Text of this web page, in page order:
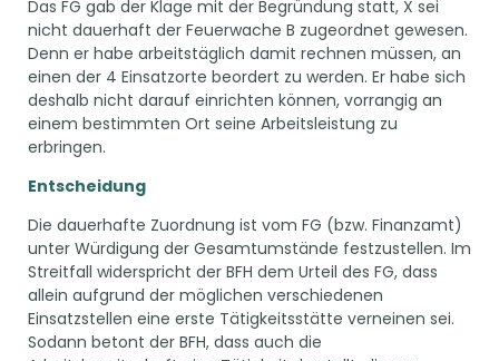
Das FG gab der Klage mit der Begründung statt, X sei
nicht dauerhaft der Feuerwache B zugeordnet gewesen.
Denn er habe arbeitstäglich damit rechnen müssen, an
einen der 4 Einsatzorte beordert zu werden. Er habe sich
deshalb nicht darauf einrichten können, vorrangig an
einem bestimmten Ort seine Arbeitsleistung zu
erbringen.
Entscheidung
Die dauerhafte Zuordnung ist vom FG (bzw. Finanzamt)
unter Würdigung der Gesamtumstände festzustellen. Im
Streitfall widerspricht der BFH dem Urteil des FG, dass
allein aufgrund der möglichen verschiedenen
Einsatzstellen eine erste Tätigkeitsstätte verneinen sei.
Sodann betont der BFH, dass auch die